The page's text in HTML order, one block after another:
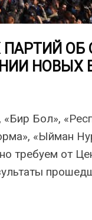
ОБ
НОВЫХ
Бол»,
«Ыйман
требуем от